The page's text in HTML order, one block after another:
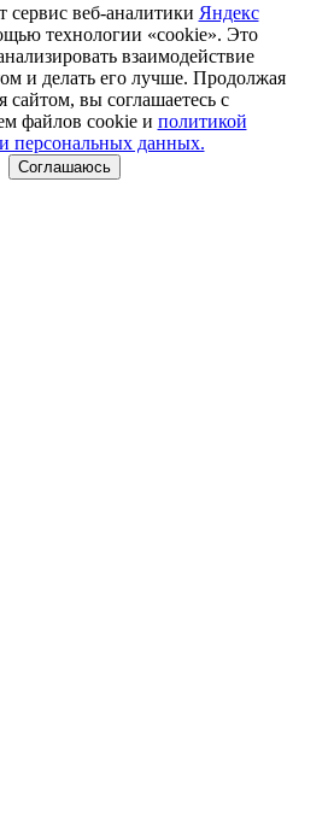
сервис веб-аналитики Яндекс
технологии «cookie». Это
взаимодействие
и делать его лучше. Продолжая
сайтом, вы соглашаетесь с
файлов cookie и политикой
персональных данных.
Соглашаюсь